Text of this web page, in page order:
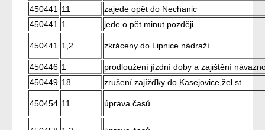
450441
11
zajede opět do Nechanic
450441
1 jede o pět minut později
450441 1,2 zkráceny do Lipnice nádraží
450446 1
prodloužení jízdní doby a zajištění
450449 18 zrušení zajížďky do Kasejovice,žel.st.
450454 11 úprava časů